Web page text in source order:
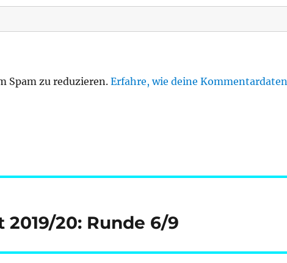
Spam zu reduzieren. Erfahre, wie deine Kommentardaten
20: Runde 6/9